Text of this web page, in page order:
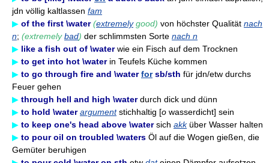
jdn völlig kaltlassen fam
▶ of the first \water (extremelygood) von höchster Qualität nach
n; (extremelybad) der schlimmsten Sorte nach n
▶ like a fish out of \waterwie ein Fisch auf dem Trocknen
▶ to get into hot \waterin Teufels Küche kommen
▶ to go through fire and \waterforsb/sth für jdn/etw durchs
Feuer gehen
▶ through hell and high \waterdurch dick und dünn
▶ to hold \water argumentstichhaltig [o wasserdicht] sein
▶ to keep one's head above \watersich akküber Wasser halten
▶ to pour oil on troubled \waters Öl auf die Wogen gießen, die
Gemüter beruhigen